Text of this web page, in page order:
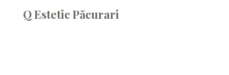
Q Estetic Păcurari